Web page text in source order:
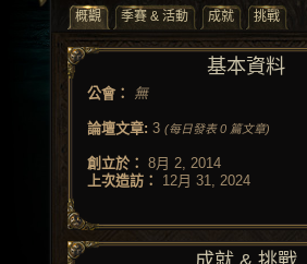
概觀 季賽 & 活動 成就 挑戰
基本資料
公會： 無
論壇文章: 3 (每日發表 0 篇文章)
創立於： 8月 2, 2014
上次造訪：
12月 31, 2024